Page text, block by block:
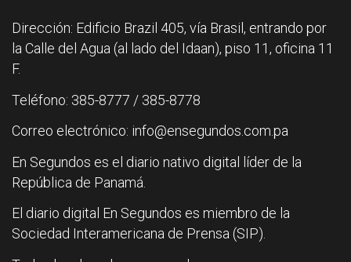
Dirección: Edificio Brazil 405, vía Brasil, entrando por
la Calle del Agua (al lado del Idaan), piso 11, oficina 11
F.
Teléfono: 385-8777 / 385-8778
Correo electrónico: info@ensegundos.com.pa
En Segundos es el diario nativo digital líder de la
República de Panamá.
El diario digital En Segundos es miembro de la
Sociedad Interamericana de Prensa (SIP).